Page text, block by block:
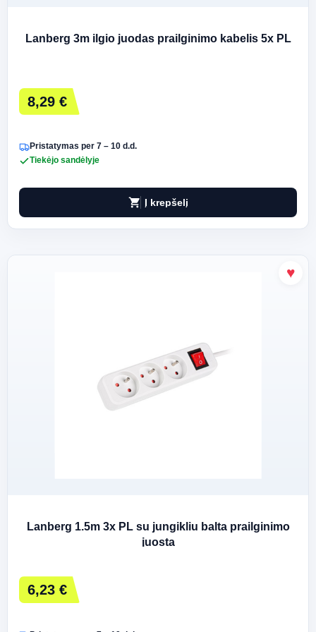
Lanberg 3m ilgio juodas prailginimo kabelis 5x PL
8,29 €
Pristatymas per 7 – 10 d.d.
Tiekėjo sandėlyje
shopping_cart Į krepšelį
Lanberg 1.5m 3x PL su jungikliu balta prailginimo
juosta
6,23 €